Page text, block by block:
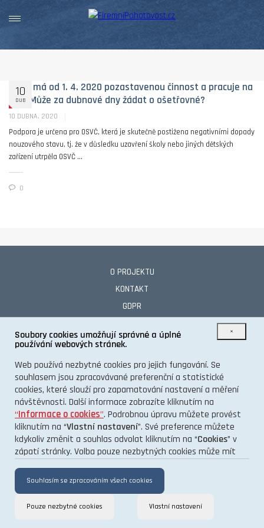
10
DUB
OSVČ má od 1. 4. 2020 pozastavenou činnost a pracuje na
DPP. Může za dubnové dny žádat o ošetřovné?
10 DUBNA, 2020
Podpora je určena pro OSVČ, která je skutečně postižena negativními dopady
nouzového stavu, tj. že v důsledku uzavření školy nebo jiných dětských
zařízení utrpěla OSVČ ...
0
O PROJEKTU
KONTAKT
GDPR
TENTO INFORMAČNÍ WEB VÁM PŘINÁŠÍ PORTÁL
×
Soubory cookies umožňují správné a úplné
používání webových stránek.
Web používá nezbytné cookies pro jejich fungování. Se
souhlasem jsou zpracovávané preferenční a statistické
cookies, které slouží pro zapamatování nastavení a měření
návštěvnosti. Další informace zobrazíte kliknutím na
“Informace o cookies”. Podrobnou úpravu můžete provést
kliknutím na “Vlastní nastavení”. Své preference můžete
kdykoliv změnit a souhlas odvolat kliknutím na “Cookies” v
zápatí stránky. Volba pouze nezbytných cookies může mít
Souhlasím se zpracováním všech cookies
Pouze nezbytné cookies Vlastní nastavení